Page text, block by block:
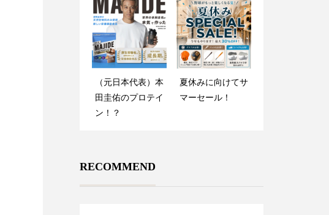
きました
（元日本代表）本
田圭佑のプロテイ
ン！？
夏休みに向けてサ
マーセール！
グラブメンテナン
ス指南書
RECOMMEND